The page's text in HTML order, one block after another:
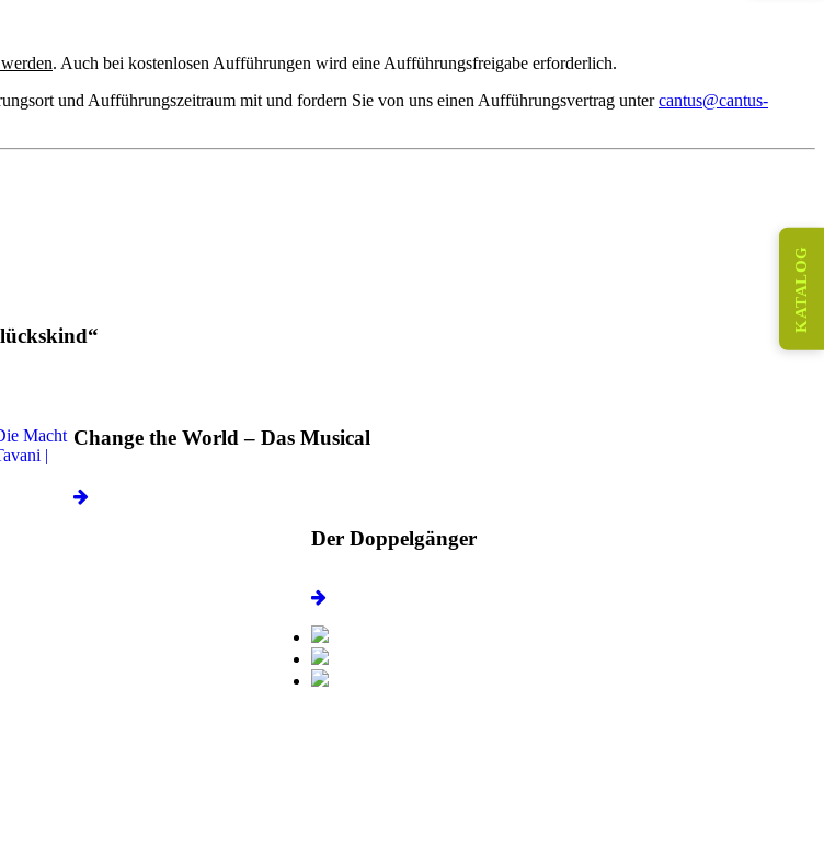
. Auch bei kostenlosen Aufführungen wird eine Aufführungsfreigabe erforderlich.
und Aufführungszeitraum mit und fordern Sie von uns einen Aufführungsvertrag untercantus@cantus-
Change the World – Das Musical
Der Doppelgänger
KATALOG